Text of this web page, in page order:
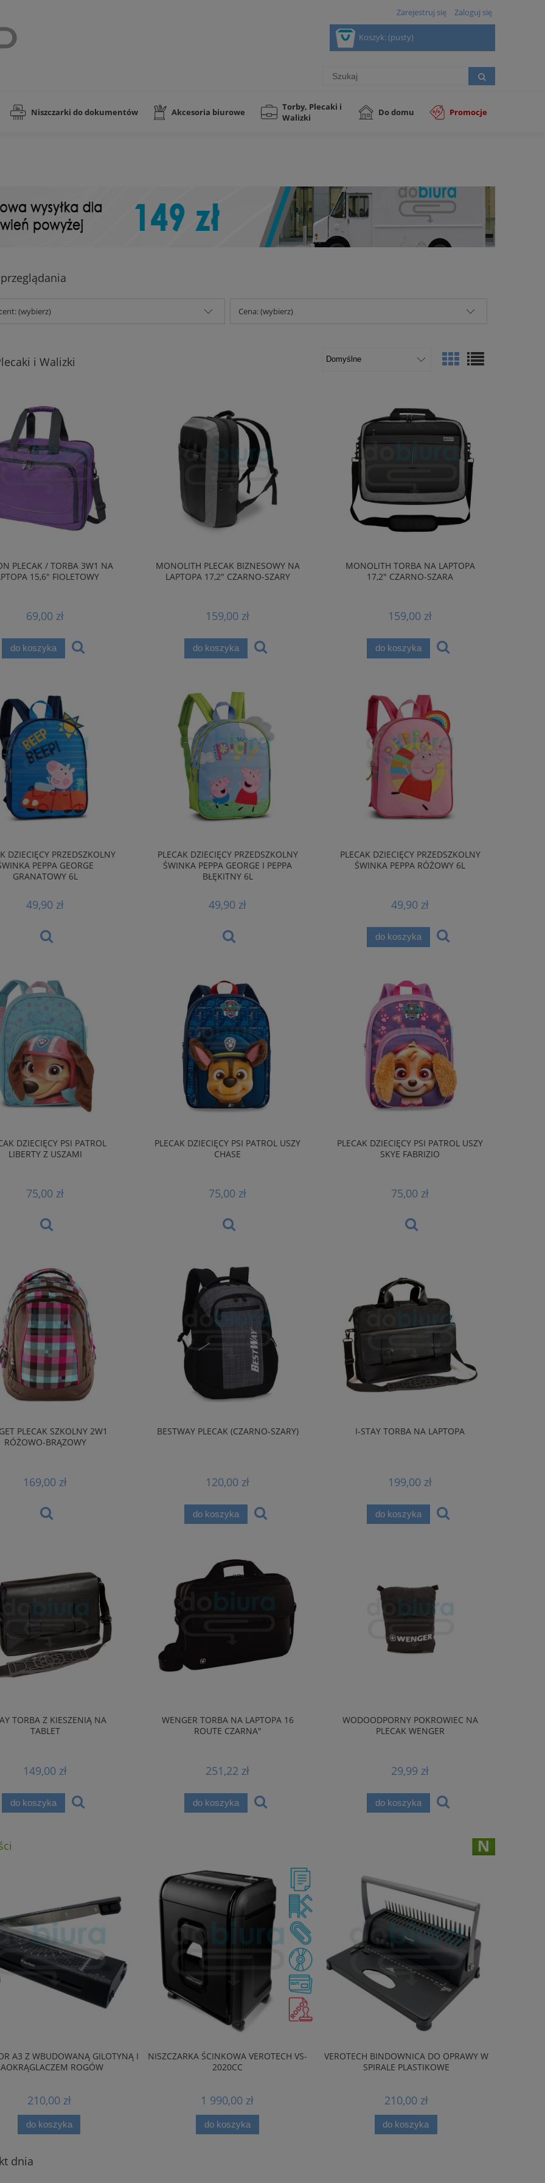
Zarejestruj się Zaloguj się
Koszyk:(pusty)
Niszczarki do dokumentów Akcesoria biurowe
Torby, Plecaki i
Walizki
Do domu Promocje
(wybierz) Cena: (wybierz)
i Walizki
PLECAK / TORBA 3W1 NA
15,6" FIOLETOWY
69,00 zł
do koszyka
MONOLITH PLECAK BIZNESOWY NA
LAPTOPA 17,2" CZARNO-SZARY
159,00 zł
do koszyka
MONOLITH TORBA NA LAPTOPA
17,2" CZARNO-SZARA
159,00 zł
do koszyka
DZIECIĘCY PRZEDSZKOLNY
PEPPA GEORGE
GRANATOWY 6L
49,90 zł
PLECAK DZIECIĘCY PRZEDSZKOLNY
ŚWINKA PEPPA GEORGE I PEPPA
BŁĘKITNY 6L
49,90 zł
PLECAK DZIECIĘCY PRZEDSZKOLNY
ŚWINKA PEPPA RÓŻOWY 6L
49,90 zł
do koszyka
DZIECIĘCY PSI PATROL
LIBERTY Z USZAMI
75,00 zł
PLECAK DZIECIĘCY PSI PATROL USZY
CHASE
75,00 zł
PLECAK DZIECIĘCY PSI PATROL USZY
SKYE FABRIZIO
75,00 zł
PLECAK SZKOLNY 2W1
RÓŻOWO-BRĄZOWY
169,00 zł
BESTWAY PLECAK (CZARNO-SZARY)
120,00 zł
do koszyka
I-STAY TORBA NA LAPTOPA
199,00 zł
do koszyka
TORBA Z KIESZENIĄ NA
TABLET
149,00 zł
do koszyka
WENGER TORBA NA LAPTOPA 16
ROUTE CZARNA"
251,22 zł
do koszyka
WODOODPORNY POKROWIEC NA
PLECAK WENGER
29,99 zł
do koszyka
A3 Z WBUDOWANĄ GILOTYNĄ I
ROGÓW
210,00 zł
do koszyka
NISZCZARKA ŚCINKOWA VEROTECH VS-
2020CC
1 990,00 zł
do koszyka
VEROTECH BINDOWNICA DO OPRAWY W
SPIRALE PLASTIKOWE
210,00 zł
do koszyka
dnia